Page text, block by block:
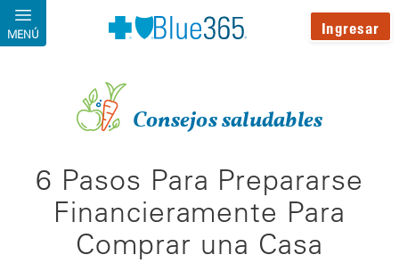
Pasar al contenido principal
MENÚ Ingresar
Consejos saludables
6 Pasos Para Prepararse
Financieramente Para
Comprar una Casa